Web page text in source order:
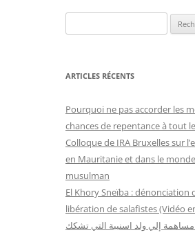
e
h
r
h
:
ARTICLES RÉCENTS
Pourquoi ne pas accorder les
chances de repentance à tout
Colloque de IRA Bruxelles sur
en Mauritanie et dans le
musulman
El Khory Sneïba : dénonciation
libération de salafistes (Vidéo
إلي ولد اسنيبة التي تشكك